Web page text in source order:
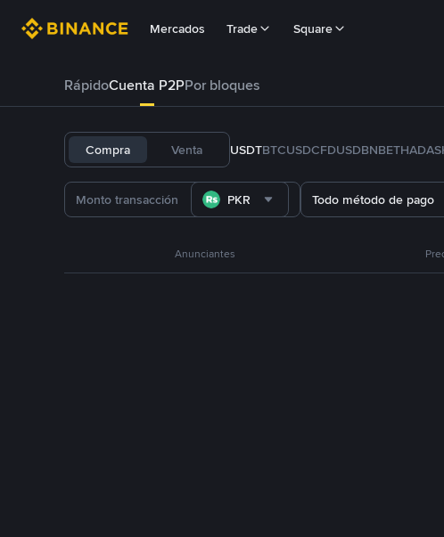
Mercados Trade Square
RápidoCuenta P2PPor bloques
Compra Venta USDTBTCUSDCFDUSDBNBETHADA
PKR Todo método de pago
Anunciantes